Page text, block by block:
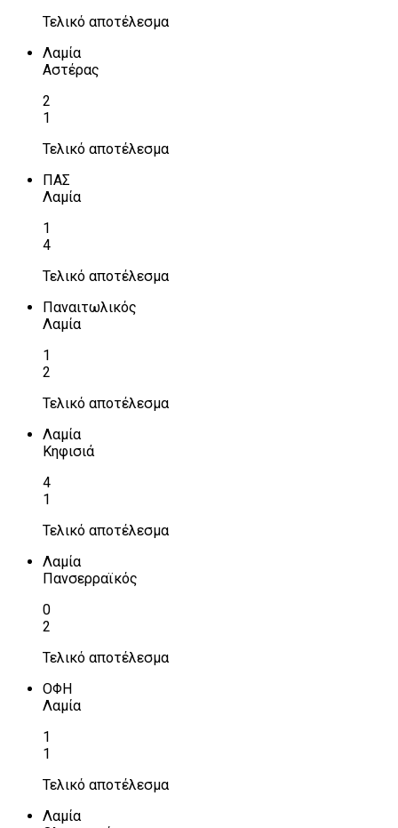
Τελικό αποτέλεσμα
Λαμία
Αστέρας
2
1
Τελικό αποτέλεσμα
ΠΑΣ
Λαμία
1
4
Τελικό αποτέλεσμα
Παναιτωλικός
Λαμία
1
2
Τελικό αποτέλεσμα
Λαμία
Κηφισιά
4
1
Τελικό αποτέλεσμα
Λαμία
Πανσερραϊκός
0
2
Τελικό αποτέλεσμα
ΟΦΗ
Λαμία
1
1
Τελικό αποτέλεσμα
Λαμία